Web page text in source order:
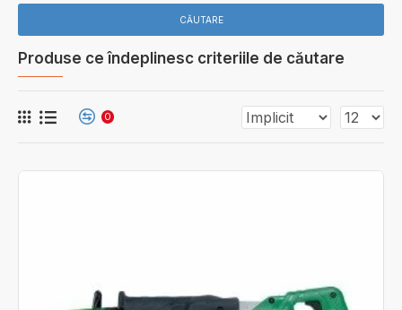
CĂUTARE
Produse ce îndeplinesc criteriile de căutare
0